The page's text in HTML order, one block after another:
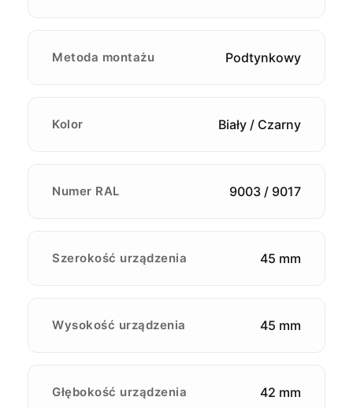
Metoda montażu Podtynkowy
Kolor Biały / Czarny
Numer RAL 9003 / 9017
Szerokość urządzenia 45 mm
Wysokość urządzenia 45 mm
Głębokość urządzenia 42 mm